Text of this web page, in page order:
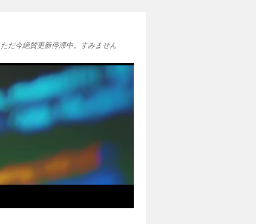
ただ今絶賛更新停滞中。すみません